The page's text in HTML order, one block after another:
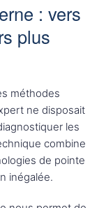
: vers
plus
méthodes
ne disposait
les
combine
de pointe
inégalée.